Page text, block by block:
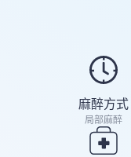
麻醉方式
局部麻醉